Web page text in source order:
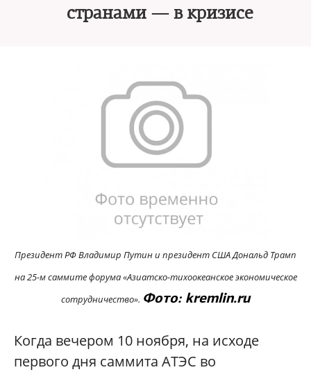
странами — в кризисе
Президент РФ Владимир Путин и президент США Дональд Трамп
на 25-м саммите форума «Азиатско-тихоокеанское экономическое
сотрудничество». Фото: kremlin.ru
Когда вечером 10 ноября, на исходе
первого дня саммита АТЭС во